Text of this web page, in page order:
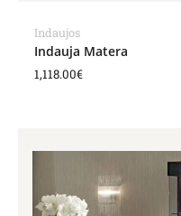
Indaujos
Indauja Matera
1,118.00€